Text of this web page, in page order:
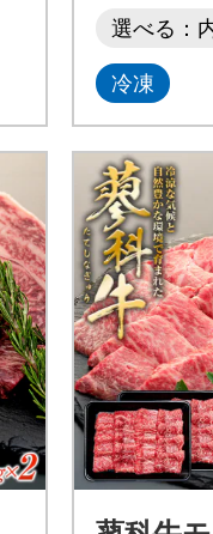
選べる：
冷凍